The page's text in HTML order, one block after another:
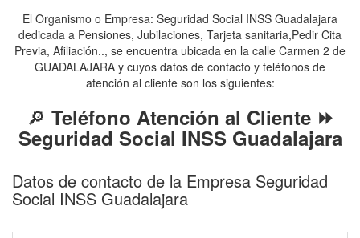
El Organismo o Empresa: Seguridad Social INSS Guadalajara
dedicada a Pensiones, Jubilaciones, Tarjeta sanitaria,Pedir Cita
Previa, Afiliación.., se encuentra ubicada en la calle Carmen 2 de
GUADALAJARA y cuyos datos de contacto y teléfonos de
atención al cliente son los siguientes:
🔎 Teléfono Atención al Cliente ⏩
Seguridad Social INSS Guadalajara
Datos de contacto de la Empresa Seguridad
Social INSS Guadalajara